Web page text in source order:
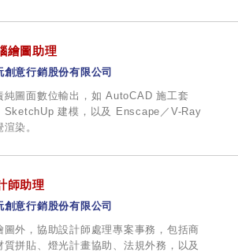
繪圖助理
創意行銷股份有限公司
純圖面數位輸出，如 AutoCAD 施工套
SketchUp 建模，以及 Enscape／V-Ray
染。
師助理
創意行銷股份有限公司
圖外，協助設計師處理專案事務，包括商
質拼貼、燈光計畫協助、法規外務，以及